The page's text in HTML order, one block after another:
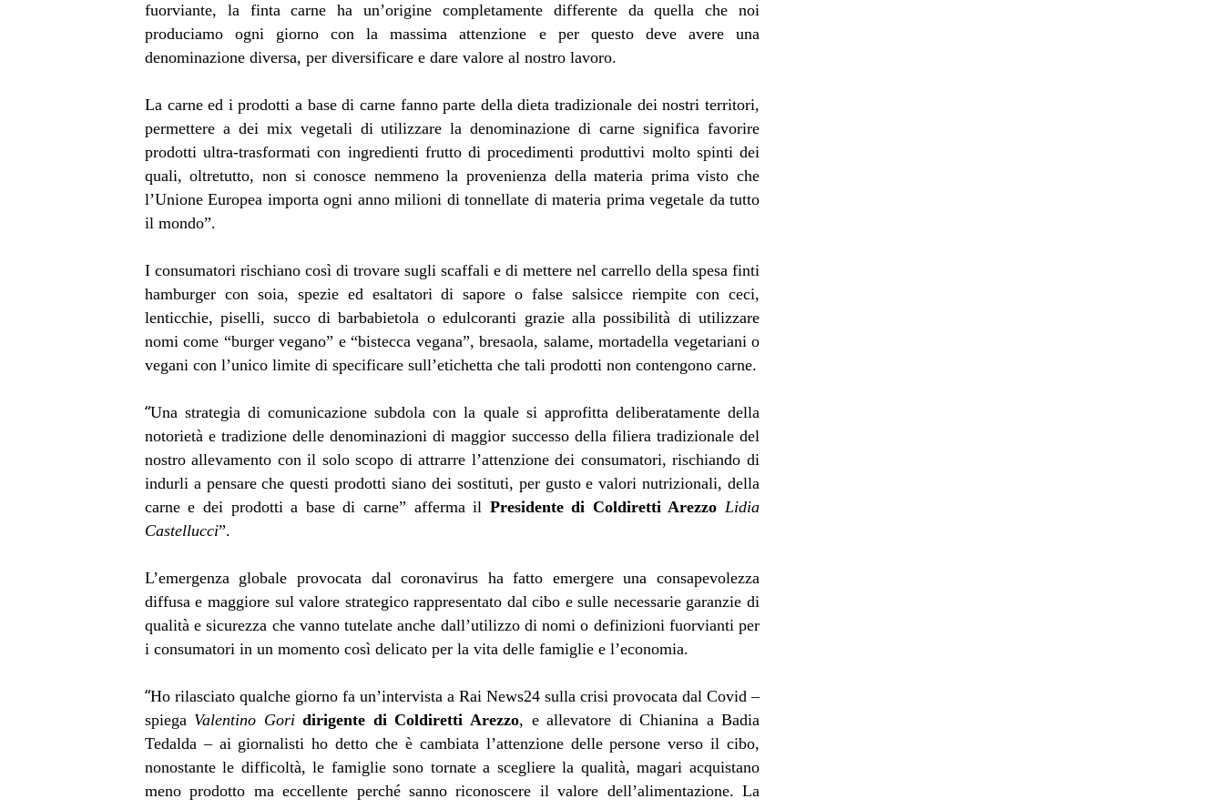
fuorviante, la finta carne ha un’origine completamente differente da quella che noi
produciamo ogni giorno con la massima attenzione e per questo deve avere una
denominazione diversa, per diversificare e dare valore al nostro lavoro.
La carne ed i prodotti a base di carne fanno parte della dieta tradizionale dei nostri territori,
permettere a dei mix vegetali di utilizzare la denominazione di carne significa favorire
prodotti ultra-trasformati con ingredienti frutto di procedimenti produttivi molto spinti dei
quali, oltretutto, non si conosce nemmeno la provenienza della materia prima visto che
l’Unione Europea importa ogni anno milioni di tonnellate di materia prima vegetale da tutto
il mondo”.
I consumatori rischiano così di trovare sugli scaffali e di mettere nel carrello della spesa finti
hamburger con soia, spezie ed esaltatori di sapore o false salsicce riempite con ceci,
lenticchie, piselli, succo di barbabietola o edulcoranti grazie alla possibilità di utilizzare
nomi come “burger vegano” e “bistecca vegana”, bresaola, salame, mortadella vegetariani o
vegani con l’unico limite di specificare sull’etichetta che tali prodotti non contengono carne.
“Una strategia di comunicazione subdola con la quale si approfitta deliberatamente della
notorietà e tradizione delle denominazioni di maggior successo della filiera tradizionale del
nostro allevamento con il solo scopo di attrarre l’attenzione dei consumatori, rischiando di
indurli a pensare che questi prodotti siano dei sostituti, per gusto e valori nutrizionali, della
carne e dei prodotti a base di carne” afferma il Presidente di Coldiretti Arezzo Lidia
Castellucci”.
L’emergenza globale provocata dal coronavirus ha fatto emergere una consapevolezza
diffusa e maggiore sul valore strategico rappresentato dal cibo e sulle necessarie garanzie di
qualità e sicurezza che vanno tutelate anche dall’utilizzo di nomi o definizioni fuorvianti per
i consumatori in un momento così delicato per la vita delle famiglie e l’economia.
“Ho rilasciato qualche giorno fa un’intervista a Rai News24 sulla crisi provocata dal Covid –
spiega Valentino Gori dirigente di Coldiretti Arezzo, e allevatore di Chianina a Badia
Tedalda – ai giornalisti ho detto che è cambiata l’attenzione delle persone verso il cibo,
nonostante le difficoltà, le famiglie sono tornate a scegliere la qualità, magari acquistano
meno prodotto ma eccellente perché sanno riconoscere il valore dell’alimentazione. La